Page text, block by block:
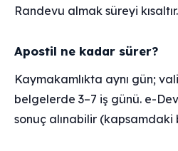
Randevu almak süreyi kısaltır.
Apostil ne kadar sürer?
Kaymakamlıkta aynı gün;
belgelerde 3–7 iş günü. e-
sonuç alınabilir (kapsamdaki